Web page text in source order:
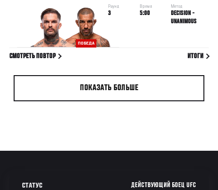
ПОБЕДА
Раунд
3
Время
5:00
Метод
DECISION -
UNANIMOUS
СМОТРЕТЬ ПОВТОР ИТОГИ
ПОКАЗАТЬ БОЛЬШЕ
СТАТУС ДЕЙСТВУЮЩИЙ БОЕЦ UFC